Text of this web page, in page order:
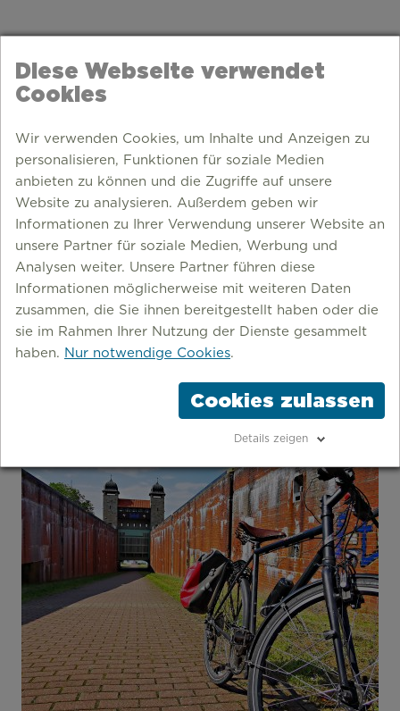
Diese Webseite verwendet
Cookies
Wir verwenden Cookies, um Inhalte und Anzeigen zu
personalisieren, Funktionen für soziale Medien
anbieten zu können und die Zugriffe auf unsere
Website zu analysieren. Außerdem geben wir
Informationen zu Ihrer Verwendung unserer Website an
unsere Partner für soziale Medien, Werbung und
Analysen weiter. Unsere Partner führen diese
Informationen möglicherweise mit weiteren Daten
zusammen, die Sie ihnen bereitgestellt haben oder die
sie im Rahmen Ihrer Nutzung der Dienste gesammelt
haben. Nur notwendige Cookies.
Cookies zulassen
Details zeigen